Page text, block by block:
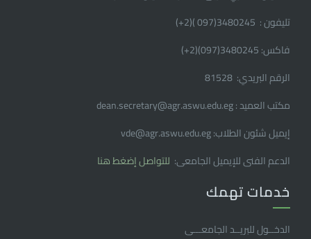
تليفون : 3480245(097 )(2
+
)
فاكس: 3480245(097)(2
+
)
الرقم البريدي: 81528
مكتب العميد : dean.secretary@agr.aswu.edu.eg
إيميل شئون الطلاب: vde@agr.aswu.edu.eg
الدعم الفنى للإيميل الجامعى: للتواصل إضغط هنا
خدمات تهمك
الدخــول للبريــد الجامعـــى